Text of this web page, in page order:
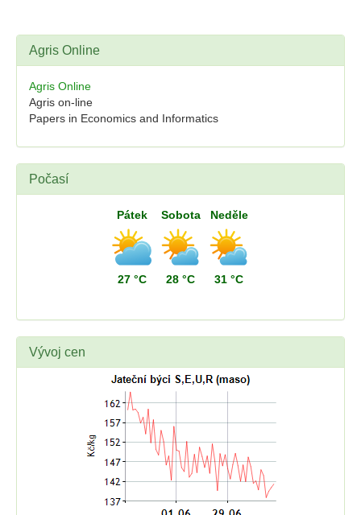
Agris Online
Agris Online
Agris on-line
Papers in Economics and Informatics
Počasí
Pátek
27 °C
Sobota
28 °C
Neděle
31 °C
Vývoj cen